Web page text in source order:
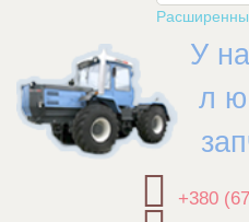
У
л
+380